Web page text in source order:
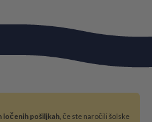
ločenih pošiljkah , če ste naročili šolske